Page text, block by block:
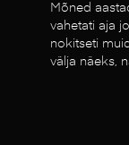
Mõned
vahetati aja
nokitseti
välja näeks,